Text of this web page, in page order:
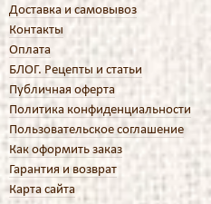
Доставка и самовывоз
Контакты
Оплата
БЛОГ. Рецепты и статьи
Публичная оферта
Политика конфиденциальности
Пользовательское соглашение
Как оформить заказ
Гарантия и возврат
Карта сайта